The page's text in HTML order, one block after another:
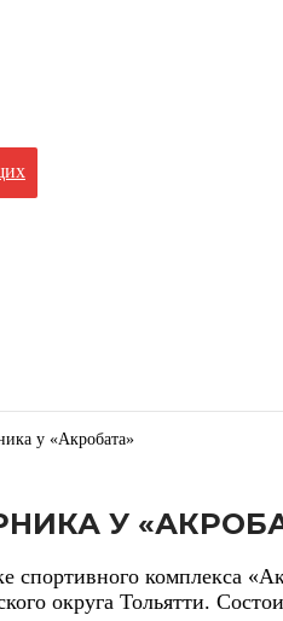
у «Акробата»
У
спортивного комплекса
округа Тольятти.